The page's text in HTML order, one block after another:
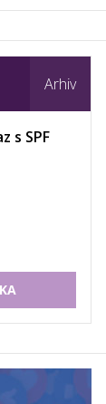
Arhiv
s SPF